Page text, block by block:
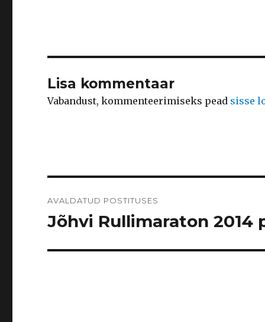
Lisa kommentaar
Vabandust, kommenteerimiseks pead sisse
AVALDATUD POSTITUSES
Jõhvi Rullimaraton 2014